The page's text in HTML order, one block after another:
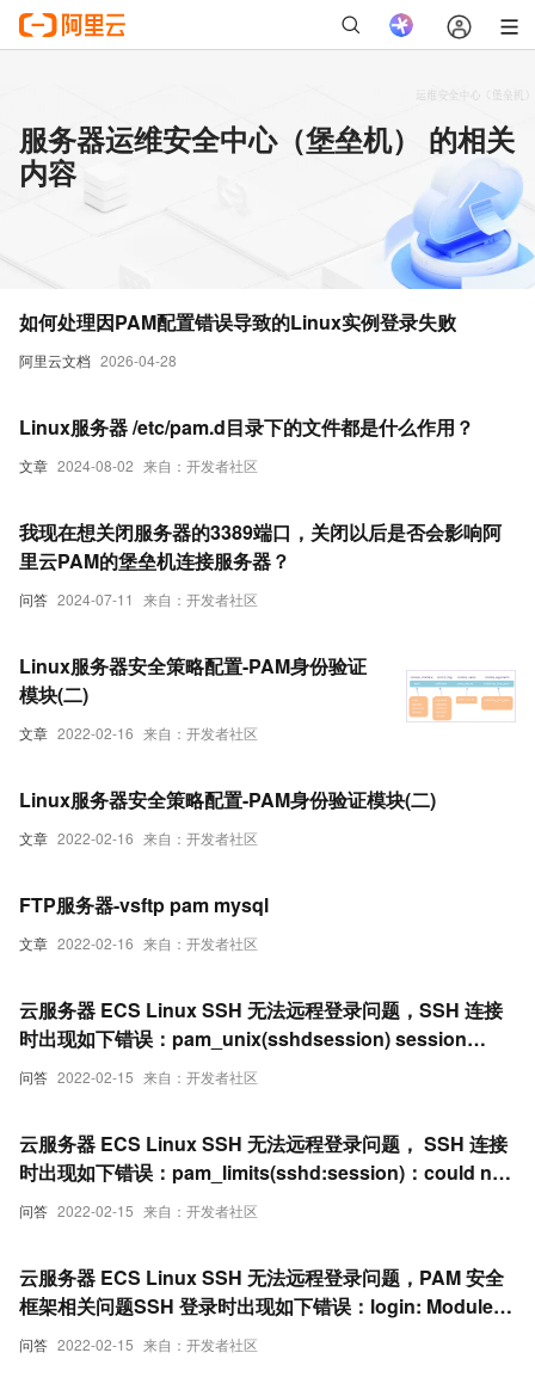
服务器运维安全中心（堡垒机） 的相关
内容
阿里云文档 2026-04-28
如何处理因PAM配置错误导致的Linux实例登录失败
文章 2024-08-02 来自：开发者社区
Linux服务器 /etc/pam.d目录下的文件都是什么作用？
问答 2024-07-11 来自：开发者社区
我现在想关闭服务器的3389端口，关闭以后是否会影响阿
里云PAM的堡垒机连接服务器？
文章 2022-02-16 来自：开发者社区
Linux服务器安全策略配置-PAM身份验证
模块(二)
文章 2022-02-16 来自：开发者社区
Linux服务器安全策略配置-PAM身份验证模块(二)
文章 2022-02-16 来自：开发者社区
FTP服务器-vsftp pam mysql
问答 2022-02-15 来自：开发者社区
云服务器 ECS Linux SSH 无法远程登录问题，SSH 连接
时出现如下错误：pam_unix(sshdsession) session
closed for user
问答 2022-02-15 来自：开发者社区
云服务器 ECS Linux SSH 无法远程登录问题， SSH 连接
时出现如下错误：pam_limits(sshd:session)：could not
sent limit for ‘nofile’
问答 2022-02-15 来自：开发者社区
云服务器 ECS Linux SSH 无法远程登录问题，PAM 安全
框架相关问题SSH 登录时出现如下错误：login: Module is
unknown